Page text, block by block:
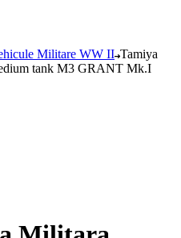
Militare WW II Tamiya
tank M3 GRANT Mk.I